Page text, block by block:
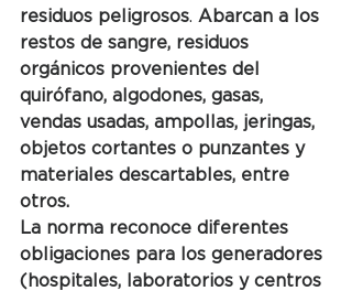
residuos peligrosos. Abarcan a los
restos de sangre, residuos
orgánicos provenientes del
quirófano, algodones, gasas,
vendas usadas, ampollas, jeringas,
objetos cortantes o punzantes y
materiales descartables, entre
otros.
La norma reconoce diferentes
obligaciones para los generadores
(hospitales, laboratorios y centros